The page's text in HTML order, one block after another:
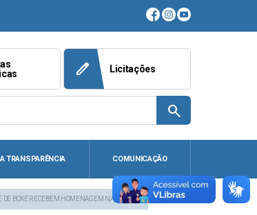
edit Licitações
search
TRANSPARÊNCIA COMUNICAÇÃO
DE BOXE RECEBEM HOMENAGEM NA CÂMARA